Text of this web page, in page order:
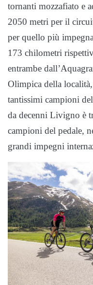
tornanti mozzafiato e
2050 metri per il
per quello più
173 chilometri
entrambe
Olimpica della
tantissimi campioni
da decenni Livigno è
campioni del pedale,
grandi impegni